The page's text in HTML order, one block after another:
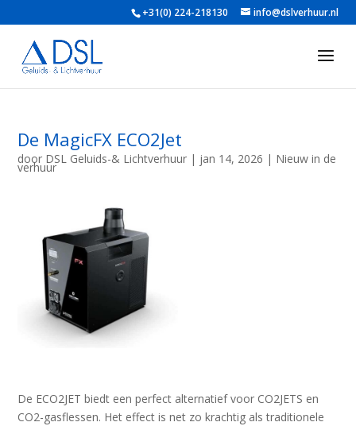
+31(0) 224-218130 info@dslverhuur.nl
De MagicFX ECO2Jet
door DSL Geluids-& Lichtverhuur | jan 14, 2026 | Nieuw in de
verhuur
De ECO2JET biedt een perfect alternatief voor CO2JETS en
CO2-gasflessen. Het effect is net zo krachtig als traditionele